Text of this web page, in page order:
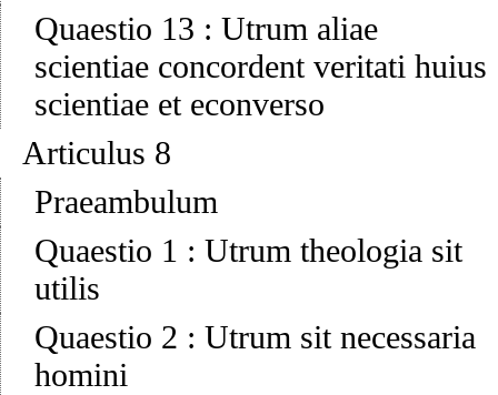
Quaestio 13 : Utrum aliae
scientiae concordent veritati huius
scientiae et econverso
Articulus 8
Praeambulum
Quaestio 1 : Utrum theologia sit
utilis
Quaestio 2 : Utrum sit necessaria
homini